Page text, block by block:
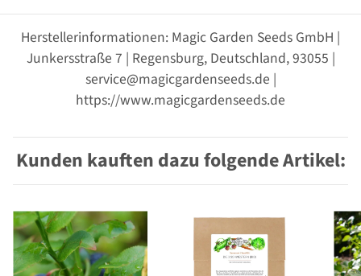
Herstellerinformationen: Magic Garden Seeds GmbH |
Junkersstraße 7 | Regensburg, Deutschland, 93055 |
service@magicgardenseeds.de |
https://www.magicgardenseeds.de
Kunden kauften dazu folgende Artikel: